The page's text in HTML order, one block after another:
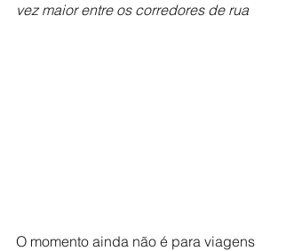
vez maior entre os corredores de rua
O momento ainda não é para viagens